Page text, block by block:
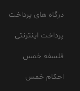
درگاه های پرداخت
پرداخت اینترنتی
فلسفه خمس
احکام خمس